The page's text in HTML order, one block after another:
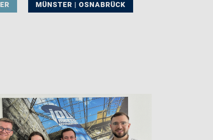
MÜNSTER | OSNABRÜCK